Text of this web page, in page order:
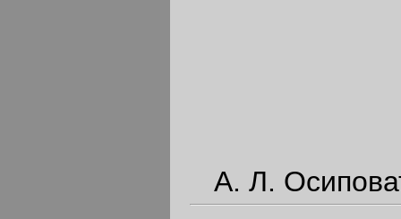
А. Л.